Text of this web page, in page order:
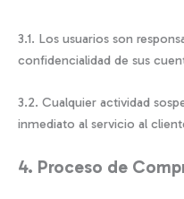
3.1. Los usuarios son
confidencialidad de sus
3.2. Cualquier actividad
inmediato al servicio al
4. Proceso de